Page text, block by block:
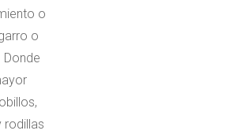
o
o
Donde
rodillas